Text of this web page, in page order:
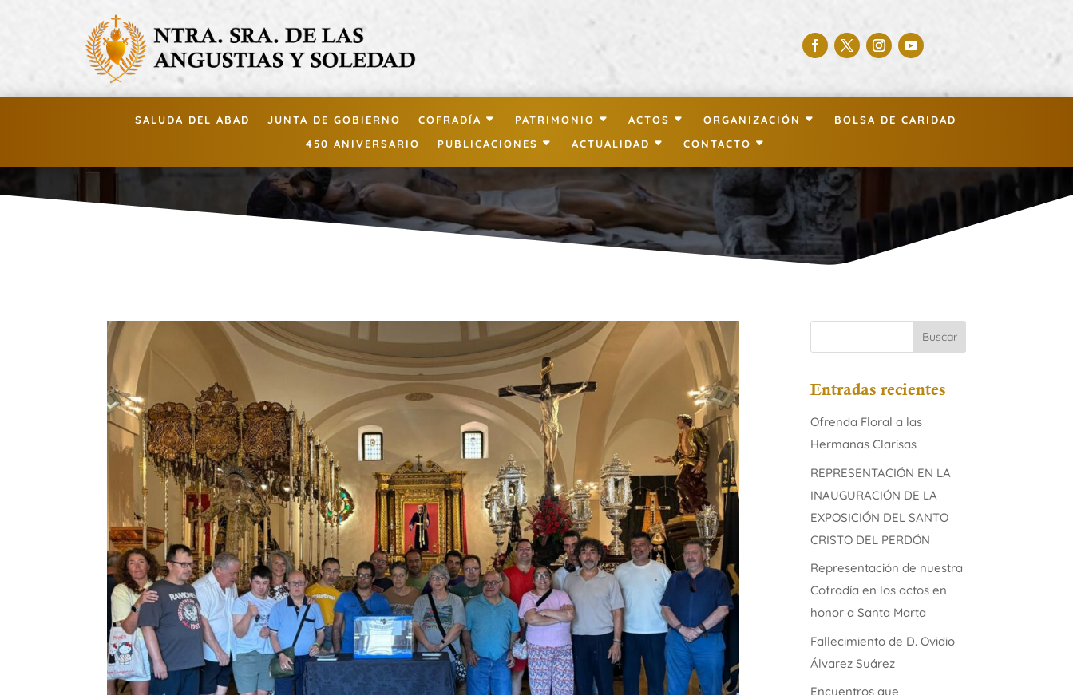
SALUDA DEL ABAD JUNTA DE GOBIERNO COFRADÍA PATRIMONIO ACTOS ORGANIZACIÓN
BOLSA DE CARIDAD
450 ANIVERSARIO
PUBLICACIONES ACTUALIDAD CONTACTO
Entradas recientes
Ofrenda Floral a las
Hermanas Clarisas
REPRESENTACIÓN EN LA
INAUGURACIÓN DE LA
EXPOSICIÓN DEL SANTO
CRISTO DEL PERDÓN
Representación de nuestra
Cofradía en los actos en
honor a Santa Marta
Fallecimiento de D. Ovidio
Álvarez Suárez
Encuentros que